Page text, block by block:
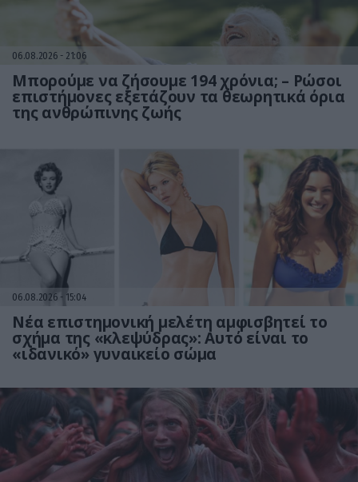
06.08.2026 21:06
Μπορούμε να ζήσουμε 194 χρόνια; – Ρώσοι
επιστήμονες εξετάζουν τα θεωρητικά όρια
της ανθρώπινης ζωής
06.08.2026 15:04
Νέα επιστημονική μελέτη αμφισβητεί το
σχήμα της «κλεψύδρας»: Αυτό είναι το
«ιδανικό» γυναικείο σώμα